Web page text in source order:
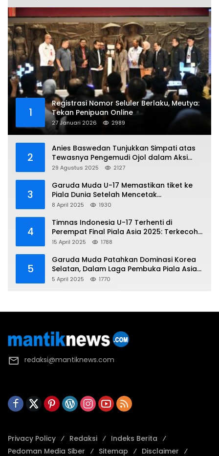
1
Registrasi Nomor Seluler Berlaku, Meutya:
Tekan Penipuan Online
27 Januari 2026 2989
2
Anies Baswedan Tunjukkan Simpati atas
Tewasnya Pengemudi Ojol dalam Aksi
Demo
29 Agustus 2025 2127
3
Garuda Muda U-17 Memastikan tiket ke
Piala Dunia Setelah Mencetak
Kemenangan Gemilang atas Yaman 4-1 di
8 April 2025 1930
4
Timnas Indonesia U-17 Terhenti di
Perempat Final Piala Asia 2025: Terkecoh
Korea Utara
15 April 2025 1788
5
Garuda Muda Patahkan Dominasi Korea
Selatan, Dalam Laga Pembuka Piala Asia
2025 U-17
5 April 2025 1770
redaksi@mantiknews.com
Privacy Policy Redaksi
Indeks Berita
Pedoman Media Siber
Sitemap Disclaimer